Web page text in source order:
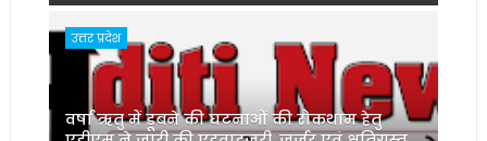
उत्तर प्रदेश
वर्षा ऋतु में डूबने की घटनाओं की रोकथाम हेतु